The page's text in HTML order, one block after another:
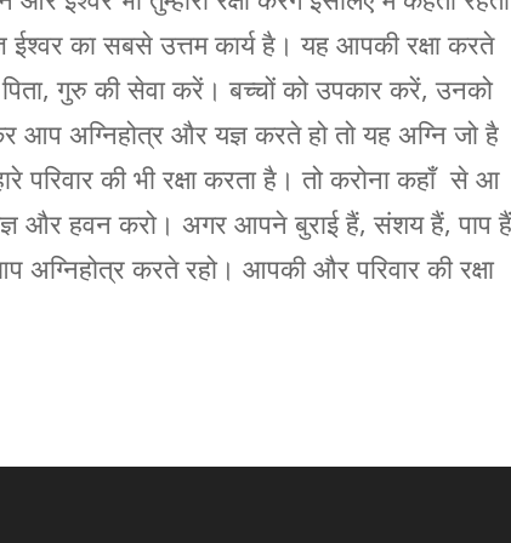
का सबसे उत्तम कार्य है। यह आपकी रक्षा करते
गुरु की सेवा करें। बच्चों को उपकार करें, उनको
आप अग्निहोत्र और यज्ञ करते हो तो यह अग्नि जो है
परिवार की भी रक्षा करता है। तो करोना कहाँ से आ
और हवन करो। अगर आपने बुराई हैं, संशय हैं, पाप
अग्निहोत्र करते रहो। आपकी और परिवार की रक्षा